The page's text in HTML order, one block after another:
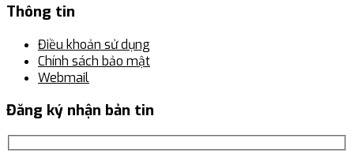
Thông tin
Điều khoản sử dụng
Chính sách bảo mật
Webmail
Đăng ký nhận bản tin